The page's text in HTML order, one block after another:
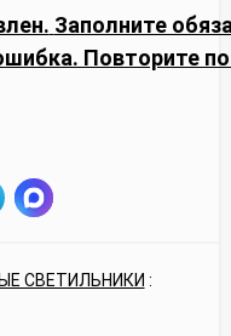
Заполните
Повторите
СВЕТИЛЬНИКИ :